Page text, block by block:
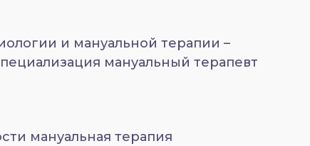
и мануальной терапии –
мануальный терапевт
мануальная терапия